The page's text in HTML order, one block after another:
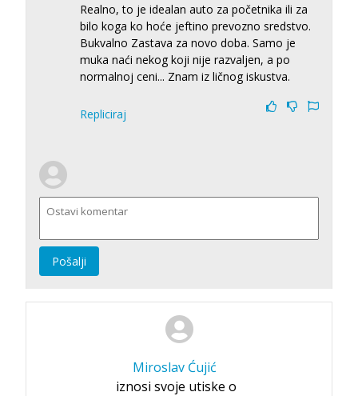
Realno, to je idealan auto za početnika ili za
bilo koga ko hoće jeftino prevozno sredstvo.
Bukvalno Zastava za novo doba. Samo je
muka naći nekog koji nije razvaljen, a po
normalnoj ceni... Znam iz ličnog iskustva.
Repliciraj
Pošalji
Miroslav Ćujić
iznosi svoje utiske o